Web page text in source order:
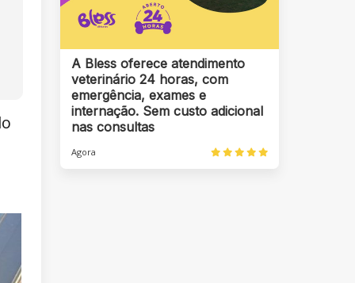
A Bless oferece atendimento
veterinário 24 horas, com
emergência, exames e
internação. Sem custo adicional
nas consultas
Agora